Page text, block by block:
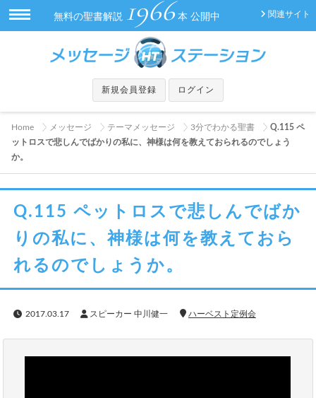
関連サイト
無料の聖書解説 1966 本 公開中
新規会員登録 ログイン
Home メッセージ テーマメッセージ 3分でわかる聖書
Q.115 ペ
ットロスで悲しんでばかりの私に、神様は何を教えておられるのでしょう
か。
Q.115 ペットロスで悲しんでばか
りの私に、神様は何を教えておら
れるのでしょうか。
2017.03.17 スピーカー 中川健一 ハーベスト定例会